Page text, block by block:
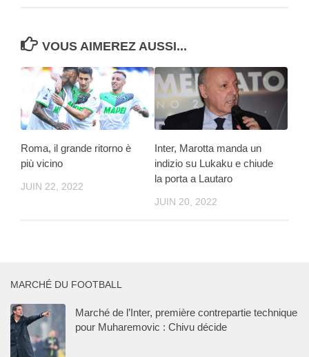
VOUS AIMEREZ AUSSI...
Roma, il grande ritorno è
più vicino
JUIN 22, 2022
Inter, Marotta manda un
indizio su Lukaku e chiude
la porta a Lautaro
JUIN 20, 2022
MARCHÉ DU FOOTBALL
Marché de l’Inter, première contrepartie technique
pour Muharemovic : Chivu décide